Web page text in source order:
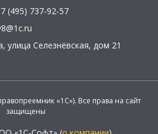
(495) 737-92-57
, улица Селезнёвская, дом 21
«1С»). Все права на сайт
защищены